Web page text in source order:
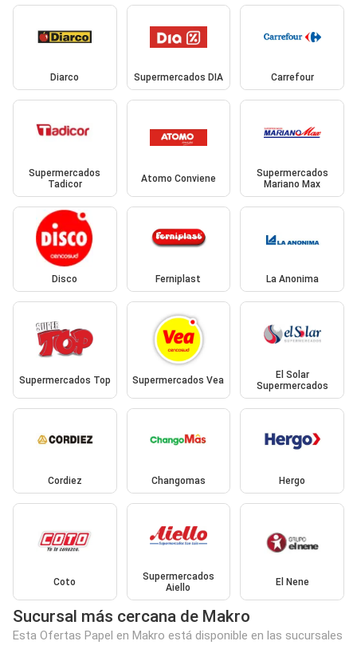
Diarco Supermercados DIA Carrefour
Supermercados
Tadicor
Atomo Conviene
Supermercados
Mariano Max
Disco Ferniplast La Anonima
Supermercados Top Supermercados Vea
El Solar
Supermercados
Cordiez Changomas Hergo
Coto
Supermercados
Aiello
El Nene
Sucursal más cercana de Makro
Esta Ofertas Papel en Makro está disponible en las sucursales